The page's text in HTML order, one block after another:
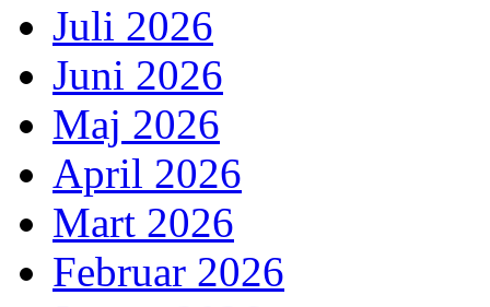
Juli 2026
Juni 2026
Maj 2026
April 2026
Mart 2026
Februar 2026